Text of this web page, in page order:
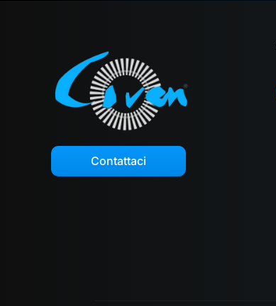
Contattaci